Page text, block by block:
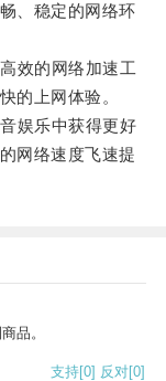
、稳定的网络环
效的网络加速工
的上网体验。
娱乐中获得更好
网络速度飞速提
品。
支持[0] 反对[0]